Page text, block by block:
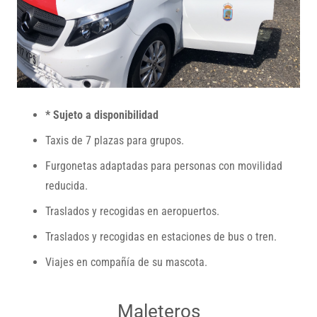
* Sujeto a disponibilidad
Taxis de 7 plazas para grupos.
Furgonetas adaptadas para personas con movilidad
reducida.
Traslados y recogidas en aeropuertos.
Traslados y recogidas en estaciones de bus o tren.
Viajes en compañía de su mascota.
Maleteros